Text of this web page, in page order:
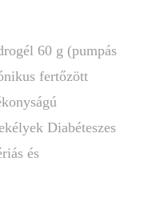
60 g (pumpás
fertőzött
Diabéteszes
és